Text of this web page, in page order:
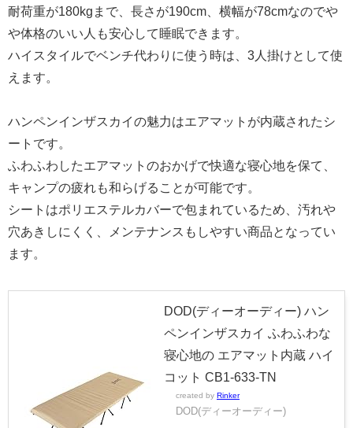
耐荷重が180kgまで、長さが190cm、横幅が78cmなのでや
や体格のいい人も安心して睡眠できます。
ハイスタイルでベンチ代わりに使う時は、3人掛けとして使
えます。
ハンペンインザスカイの魅力はエアマットが内蔵されたシ
ートです。
ふわふわしたエアマットのおかげで快適な寝心地を保て、
キャンプの疲れも和らげることが可能です。
シートはポリエステルカバーで包まれているため、汚れや
穴あきしにくく、メンテナンスもしやすい商品となってい
ます。
DOD(ディーオーディー) ハン
ペンインザスカイ ふわふわな
寝心地の エアマット内蔵 ハイ
コット CB1-633-TN
created by Rinker
DOD(ディーオーディー)